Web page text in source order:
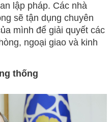
lập pháp. Các nhà
sẽ tận dụng chuyên
mình để giải quyết các
ngoại giao và kinh
thống